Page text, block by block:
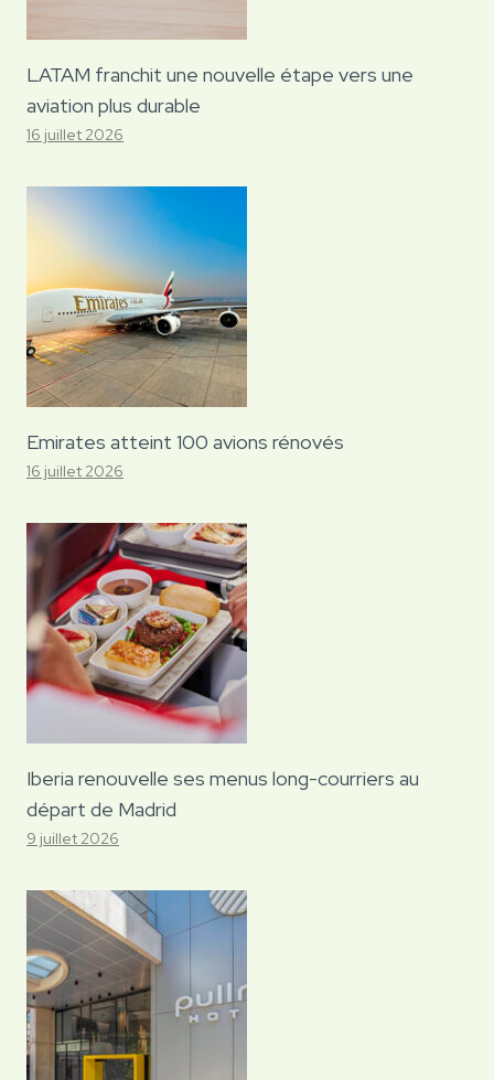
LATAM franchit une nouvelle étape vers une
aviation plus durable
16 juillet 2026
Emirates atteint 100 avions rénovés
16 juillet 2026
Iberia renouvelle ses menus long-courriers au
départ de Madrid
9 juillet 2026